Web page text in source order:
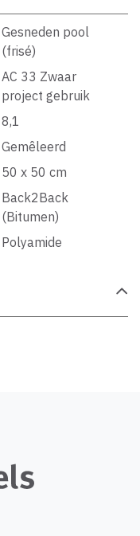
Gesneden pool
(frisé)
AC 33 Zwaar
project gebruik
8,1
Gemêleerd
50 x 50 cm
Back2Back
(Bitumen)
Polyamide